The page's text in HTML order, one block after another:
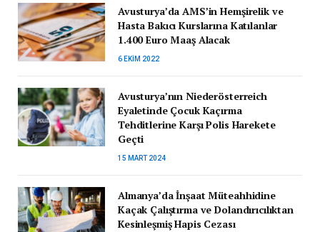
Avusturya’da AMS’in Hemşirelik ve
Hasta Bakıcı Kurslarına Katılanlar
1.400 Euro Maaş Alacak
6 EKIM 2022
Avusturya’nın Niederösterreich
Eyaletinde Çocuk Kaçırma
Tehditlerine Karşı Polis Harekete
Geçti
15 MART 2024
Almanya’da İnşaat Müteahhidine
Kaçak Çalıştırma ve Dolandırıcılıktan
Kesinleşmiş Hapis Cezası